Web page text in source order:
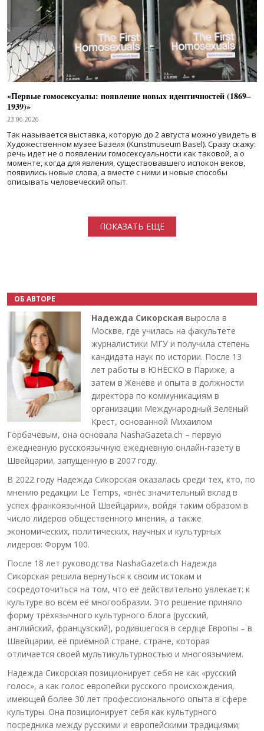
«Первые гомосексуалы: появление новых идентичностей (1869–
1939)»
23.06.2026
Так называется выставка, которую до 2 августа можно увидеть в
Художественном музее Базеля (Kunstmuseum Basel). Сразу скажу:
речь идет не о появлении гомосексуальности как таковой, а о
моменте, когда для явления, существовавшего испокон веков,
появились новые слова, а вместе с ними и новые способы
описывать человеческий опыт.
ПОКАЗАТЬ ЕЩЕ
ОБ АВТОРЕ
Надежда Сикорская выросла в
Москве, где училась на факультете
журналистики МГУ и получила степень
кандидата наук по истории. После 13
лет работы в ЮНЕСКО в Париже, а
затем в Женеве и опыта в должности
директора по коммуникациям в
организации Международный Зелёный
Крест, основанной Михаилом
Горбачёвым, она основала NashaGazeta.ch – первую
ежедневную русскоязычную ежедневную онлайн-газету в
Швейцарии, запущенную в 2007 году.
В 2022 году Надежда Сикорская оказалась среди тех, кто, по
мнению редакции Le Temps, «внёс значительный вклад в
успех франкоязычной Швейцарии», войдя таким образом в
число лидеров общественного мнения, а также
экономических, политических, научных и культурных
лидеров: Форум 100.
После 18 лет руководства NashaGazeta.ch Надежда
Сикорская решила вернуться к своим истокам и
сосредоточиться на том, что её действительно увлекает: к
культуре во всём её многообразии. Это решение приняло
форму трёхязычного культурного блога (русский,
английский, французский), родившегося в сердце Европы – в
Швейцарии, её приёмной стране, стране, которая
отличается своей мультикультурностью и многоязычием.
Надежда Сикорская позиционирует себя не как «русский
голос», а как голос европейки русского происхождения,
имеющей более 30 лет профессионального опыта в сфере
культуры. Она позиционирует себя как культурного
посредника между русскими и европейскими традициями;